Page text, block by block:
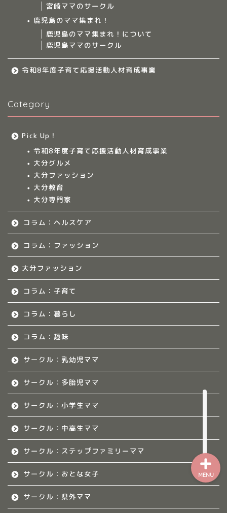
宮崎ママのサークル
鹿児島のママ集まれ！
鹿児島のママ集まれ！について
鹿児島ママのサークル
令和8年度子育て応援活動人材育成事業
Category
Pick Up！
令和8年度子育て応援活動人材育成事業
大分グルメ
大分ファッション
大分教育
大分専門家
コラム：ヘルスケア
コラム：ファッション
大分ファッション
コラム：子育て
コラム：暮らし
コラム：趣味
サークル：乳幼児ママ
サークル：多胎児ママ
サークル：小学生ママ
サークル：中高生ママ
サークル：ステップファミリーママ
サークル：おとな女子
サークル：県外ママ
MENU
福岡のママ集まれ！
福岡のママ集まれ！につ
佐賀のママ集まれ！
熊本のママ集まれ！
熊本ママのサークル
令和8年度子育て応援活動人